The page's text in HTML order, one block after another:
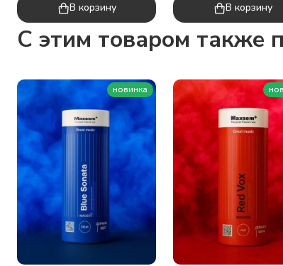
В корзину В корзину
C этим товаром также
новинка